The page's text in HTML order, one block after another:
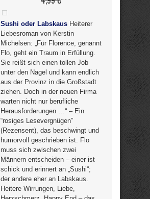
Sushi oder Labskaus Heiterer
Liebesroman von Kerstin
Michelsen: „Für Florence, genannt
Flo, geht ein Traum in Erfüllung.
Sie reißt sich einen tollen Job
unter den Nagel und kann endlich
aus der Provinz in die Großstadt
ziehen. Doch in der neuen Firma
warten nicht nur berufliche
Herausforderungen …“ – Ein
“rosiges Lesevergnügen”
(Rezensent), das beschwingt und
humorvoll geschrieben ist. Flo
muss sich zwischen zwei
Männern entscheiden – einer ist
schick und erinnert an „Sushi“;
der andere eher an Labskaus.
Heitere Wirrungen, Liebe,